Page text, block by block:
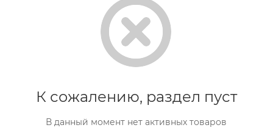
К сожалению, раздел пуст
В данный момент нет активных товаров